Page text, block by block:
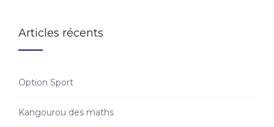
Articles récents
Option Sport
Kangourou des maths